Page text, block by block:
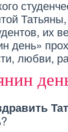
их
день»
любви,